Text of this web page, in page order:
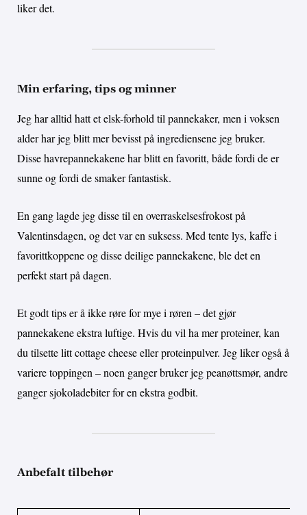
liker det.
Min erfaring, tips og minner
Jeg har alltid hatt et elsk-forhold til pannekaker, men i voksen
alder har jeg blitt mer bevisst på ingrediensene jeg bruker.
Disse havrepannekakene har blitt en favoritt, både fordi de er
sunne og fordi de smaker fantastisk.
En gang lagde jeg disse til en overraskelsesfrokost på
Valentinsdagen, og det var en suksess. Med tente lys, kaffe i
favorittkoppene og disse deilige pannekakene, ble det en
perfekt start på dagen.
Et godt tips er å ikke røre for mye i røren – det gjør
pannekakene ekstra luftige. Hvis du vil ha mer proteiner, kan
du tilsette litt cottage cheese eller proteinpulver. Jeg liker også å
variere toppingen – noen ganger bruker jeg peanøttsmør, andre
ganger sjokoladebiter for en ekstra godbit.
Anbefalt tilbehør